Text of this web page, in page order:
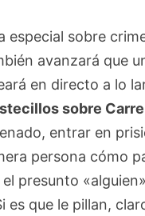
especial sobre
avanzará que
en directo a lo
sobre
entrar en
persona cómo
presunto
es que le pillan,